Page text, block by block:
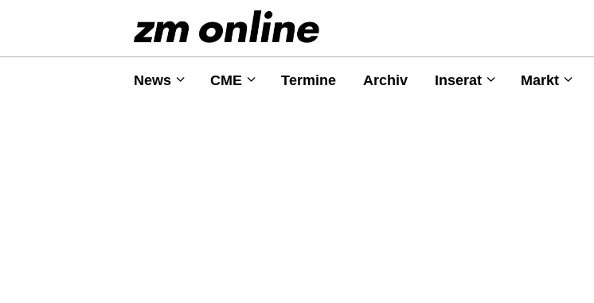
News CME Termine Archiv Inserat Markt